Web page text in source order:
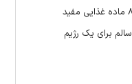
بخوریم؟ ۷ انتخاب سالم برای یک رژیم